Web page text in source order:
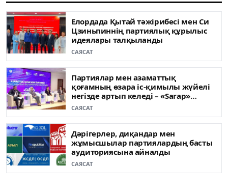
Елордада Қытай тәжірибесі мен Си
Цзиньпиннің партиялық құрылыс
идеялары талқыланды
САЯСАТ
Партиялар мен азаматтық
қоғамның өзара іс-қимылы жүйелі
негізде артып келеді – «Sarap»
клубының сарапшылары
САЯСАТ
Дәрігерлер, диқандар мен
жұмысшылар партиялардың басты
аудиториясына айналды
САЯСАТ